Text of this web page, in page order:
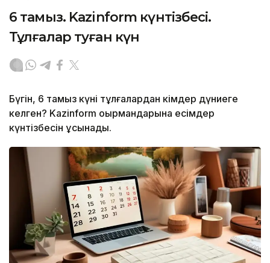
6 тамыз. Kazinform күнтізбесі.
Тұлғалар туған күн
Бүгін, 6 тамыз күні тұлғалардан кімдер дүниеге
келген? Kazinform оқырмандарына есімдер
күнтізбесін ұсынады.